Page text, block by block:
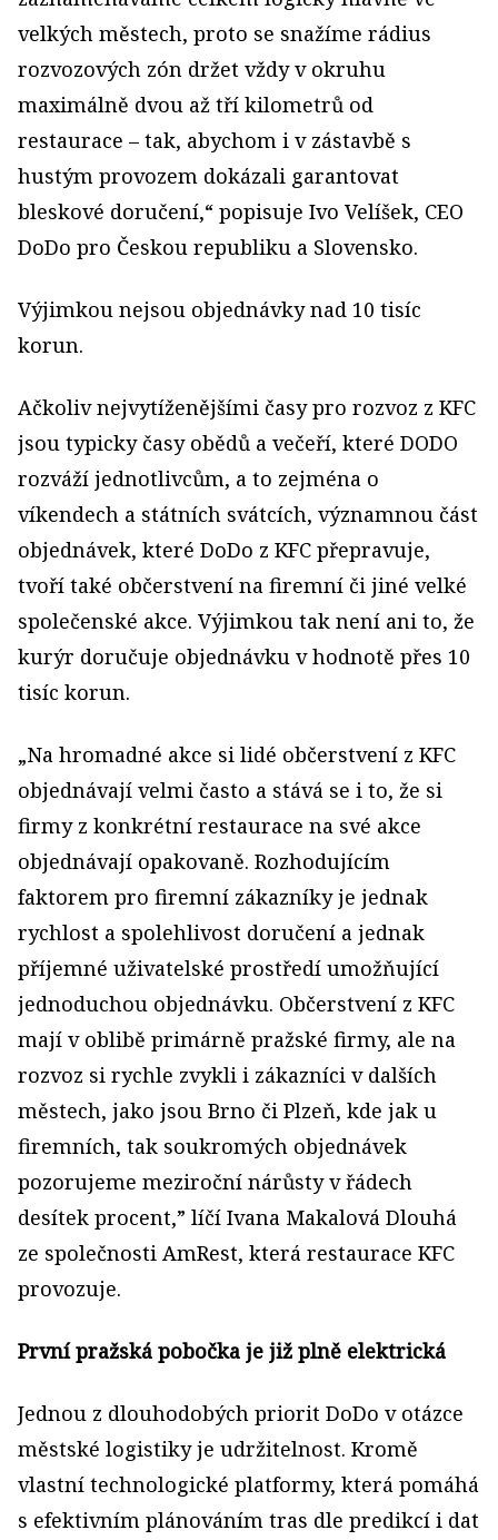
velkých městech, proto se snažíme rádius
rozvozových zón držet vždy v okruhu
maximálně dvou až tří kilometrů od
restaurace – tak, abychom i v zástavbě s
hustým provozem dokázali garantovat
bleskové doručení,“ popisuje Ivo Velíšek, CEO
DoDo pro Českou republiku a Slovensko.
Výjimkou nejsou objednávky nad 10 tisíc
korun.
Ačkoliv nejvytíženějšími časy pro rozvoz z KFC
jsou typicky časy obědů a večeří, které DODO
rozváží jednotlivcům, a to zejména o
víkendech a státních svátcích, významnou část
objednávek, které DoDo z KFC přepravuje,
tvoří také občerstvení na firemní či jiné velké
společenské akce. Výjimkou tak není ani to, že
kurýr doručuje objednávku v hodnotě přes 10
tisíc korun.
„Na hromadné akce si lidé občerstvení z KFC
objednávají velmi často a stává se i to, že si
firmy z konkrétní restaurace na své akce
objednávají opakovaně. Rozhodujícím
faktorem pro firemní zákazníky je jednak
rychlost a spolehlivost doručení a jednak
příjemné uživatelské prostředí umožňující
jednoduchou objednávku. Občerstvení z KFC
mají v oblibě primárně pražské firmy, ale na
rozvoz si rychle zvykli i zákazníci v dalších
městech, jako jsou Brno či Plzeň, kde jak u
firemních, tak soukromých objednávek
pozorujeme meziroční nárůsty v řádech
desítek procent,” líčí Ivana Makalová Dlouhá
ze společnosti AmRest, která restaurace KFC
provozuje.
První pražská pobočka je již plně elektrická
Jednou z dlouhodobých priorit DoDo v otázce
městské logistiky je udržitelnost. Kromě
vlastní technologické platformy, která pomáhá
s efektivním plánováním tras dle predikcí i dat